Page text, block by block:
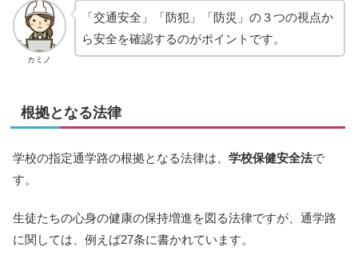
カミノ
「交通安全」「防犯」「防災」の３つの視点か
ら安全を確認するのがポイントです。
根拠となる法律
学校の指定通学路の根拠となる法律は、 学校保健安全法で
す。
生徒たちの心身の健康の保持増進を図る法律ですが、通学路
に関しては、例えば27条に書かれています。